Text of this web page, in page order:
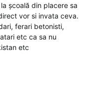
școală din placere sa
vor si invata ceva.
ferari betonisti,
etc ca sa nu
etc